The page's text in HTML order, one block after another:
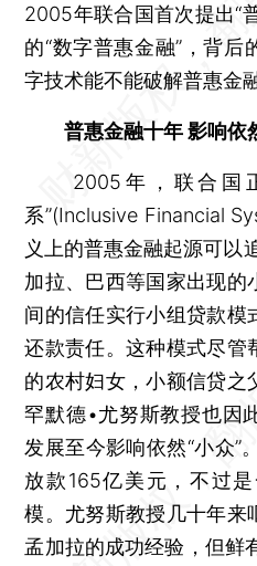
2005年联合国首次提出“
的“数字普惠金融”，背
字技术能不能破解普惠金
普惠金融十年 影响依
2005年，联合国
系”(Inclusive Financial
义上的普惠金融起源可以
加拉、巴西等国家出现的
间的信任实行小组贷款模
还款责任。这种模式尽管
的农村妇女，小额信贷之
罕默德•尤努斯教授也因
发展至今影响依然“小众”
放款165亿美元，不过
模。尤努斯教授几十年来
孟加拉的成功经验，但鲜